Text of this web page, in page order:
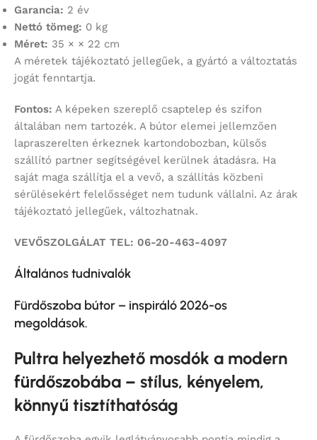
Garancia: 2 év
Nettó tömeg: 0 kg
Méret: 35 × × 22 cm
A méretek tájékoztató jellegűek, a gyártó a változtatás
jogát fenntartja.
Fontos: A képeken szereplő csaptelep és szifon
általában nem tartozék. A bútor elemei jellemzően
lapraszerelten érkeznek kartondobozban, külsős
szállító partner segítségével kerülnek átadásra. Ha
saját maga szállítja el a vevő, a szállítás közbeni
sérülésekért felelősséget nem tudunk vállalni. Az árak
tájékoztató jellegűek, változhatnak.
VEVŐSZOLGÁLAT TEL: 06-20-463-4097
Általános tudnivalók
Fürdőszoba bútor – inspiráló 2026-os
megoldások.
Pultra helyezhető mosdók a modern
fürdőszobába – stílus, kényelem,
könnyű tisztíthatóság